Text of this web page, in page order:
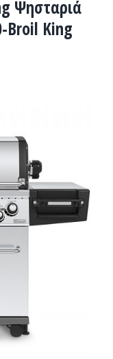
Ψησταριά
Broil King